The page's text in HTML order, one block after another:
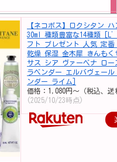
【ネコポス】ロクシタン
30ml 種類豊富な14種類
フト プレゼント 人気 定
乾燥 保湿 金木犀 きんもく
サス シア ヴァーベナ ロー
ラベンダー エルバヴェー
ンダー ライム]
価格：1,080円～（税込、送
(2025/10/23時点)